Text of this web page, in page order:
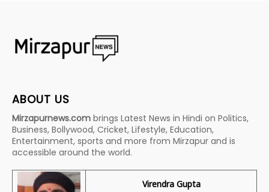
ABOUT US
Mirzapurnews.com brings Latest News in Hindi on Politics,
Business, Bollywood, Cricket, Lifestyle, Education,
Entertainment, sports and more from Mirzapur and is
accessible around the world.
Virendra Gupta